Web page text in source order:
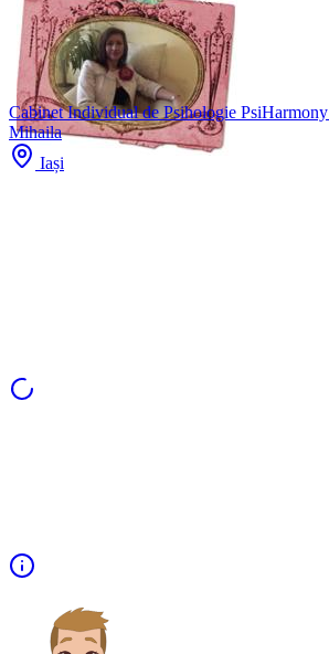
Cabinet Individual de Psihologie
Mihaila
Iași